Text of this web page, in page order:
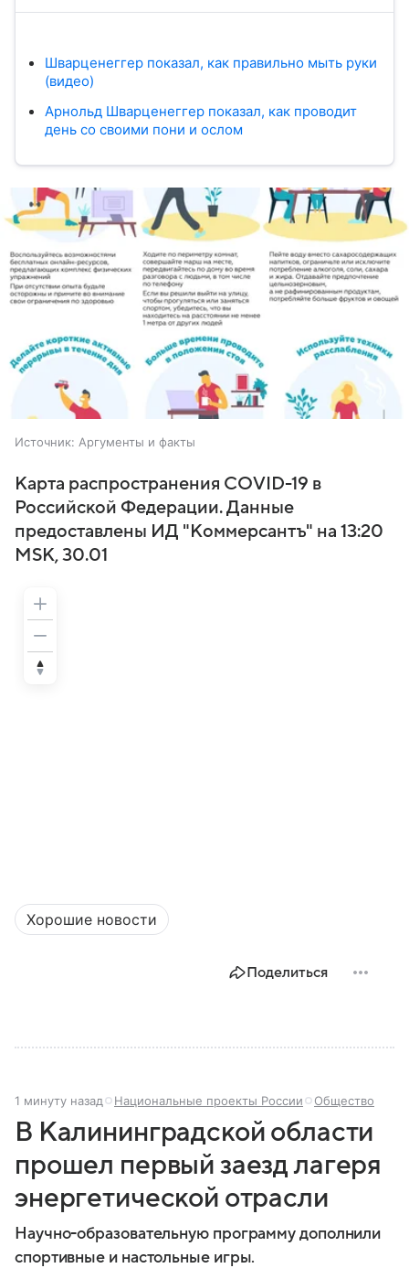
Шварценеггер показал, как правильно мыть руки
(видео)
Арнольд Шварценеггер показал, как проводит
день со своими пони и ослом
Источник: Аргументы и факты
Карта распространения COVID-19 в
Российской Федерации. Данные
предоставлены ИД "Коммерсантъ" на 13:20
MSK, 30.01
Хорошие новости
Поделиться
1 минуту назад Национальные проекты России Общество
В Калининградской области
прошел первый заезд лагеря
энергетической отрасли
Научно-образовательную программу дополнили
спортивные и настольные игры.